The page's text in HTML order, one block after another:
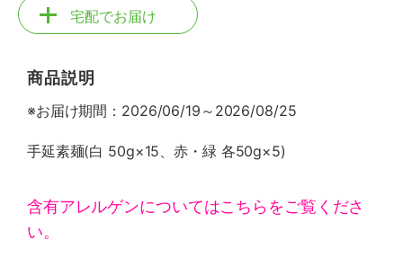
宅配でお届け
商品説明
※お届け期間：2026/06/19～2026/08/25
手延素麺(白 50g×15、赤・緑 各50g×5)
含有アレルゲンについてはこちらをご覧くださ
い。